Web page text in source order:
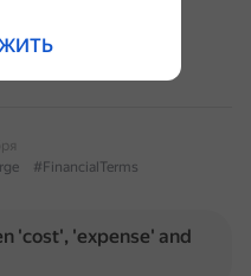
#FinancialTerms
'cost', 'expense' and